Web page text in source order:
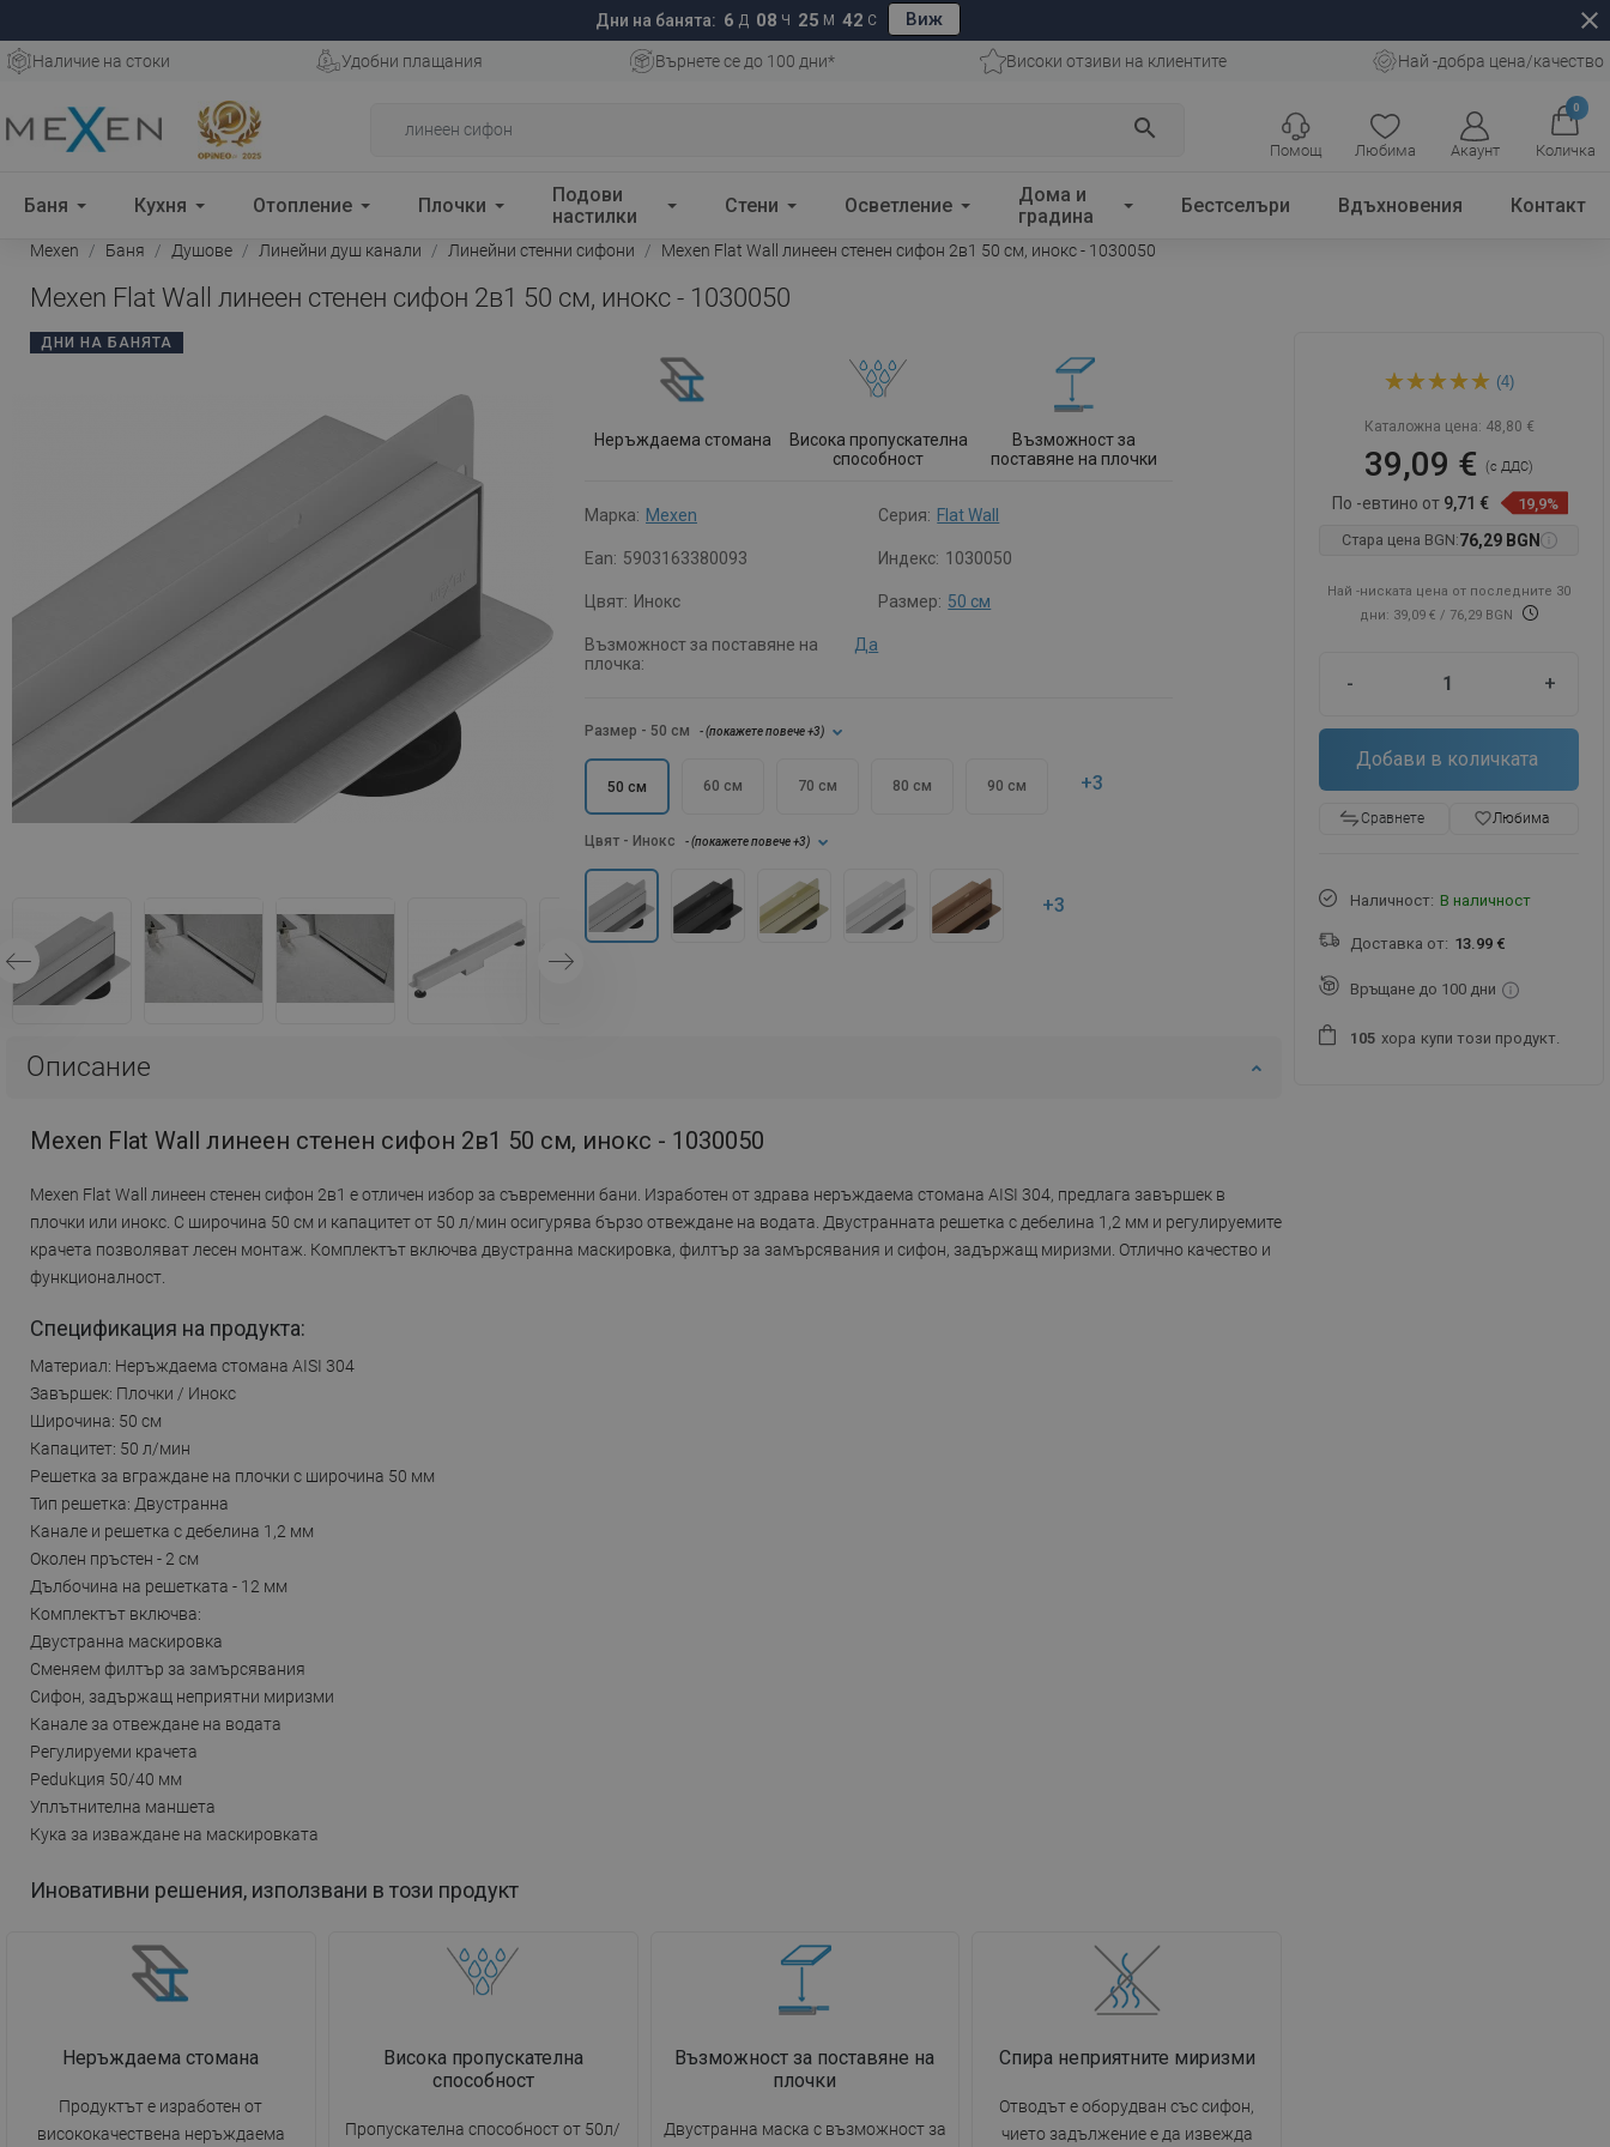
Дни на банята: 6 Д 08 Ч 25 М 41 С Виж close
Наличие на стоки Удобни плащания Върнете се до 100 дни* Високи отзиви на клиентите Най -добра цена/качество
search
Любима Акаунт
0
Количка
Помощ
Баня Кухня Отопление Плочки
Подови
настилки
Стени Осветление
Дома и
градина
Бестселъри Вдъхновения Контакт
Mexen Баня Душове Линейни душ канали Линейни стенни сифони Mexen Flat Wall линеен стенен сифон 2в1 50 см, инокс - 1030050
Mexen Flat Wall линеен стенен сифон 2в1 50 см, инокс - 1030050
ДНИ НА БАНЯТА
Неръждаема стомана
Висока пропускателна
способност
Възможност за
поставяне на плочки
Марка: Mexen Серия: Flat Wall
Ean: 5903163380093 Индекс: 1030050
Цвят: Инокс Размер: 50 см
Възможност за поставяне на
плочка:
Да
Размер - 50 см - (покажете повече+3)
50 см 60 см 70 см 80 см 90 см +3
Цвят - Инокс - (покажете повече+3)
+3
Описание
Mexen Flat Wall линеен стенен сифон 2в1 50 см, инокс - 1030050
Mexen Flat Wall линеен стенен сифон 2в1 е отличен избор за съвременни бани. Изработен от здрава неръждаема стомана AISI 304, предлага завършек в
плочки или инокс. С широчина 50 см и капацитет от 50 л/мин осигурява бързо отвеждане на водата. Двустранната решетка с дебелина 1,2 мм и регулируемите
крачета позволяват лесен монтаж. Комплектът включва двустранна маскировка, филтър за замърсявания и сифон, задържащ миризми. Отлично качество и
функционалност.
Спецификация на продукта:
Материал: Неръждаема стомана AISI 304
Завършек: Плочки / Инокс
Широчина: 50 см
Капацитет: 50 л/мин
Решетка за вграждане на плочки с широчина 50 мм
Тип решетка: Двустранна
Канале и решетка с дебелина 1,2 мм
Околен пръстен - 2 см
Дълбочина на решетката - 12 мм
Комплектът включва:
Двустранна маскировка
Сменяем филтър за замърсявания
Сифон, задържащ неприятни миризми
Канале за отвеждане на водата
Регулируеми крачета
Реdukция 50/40 мм
Уплътнителна маншета
Кука за изваждане на маскировката
Иновативни решения, използвани в този продукт
Неръждаема стомана
Продуктът е изработен от
висококачествена неръждаема
Висока пропускателна
способност
Пропускателна способност от 50л/
Възможност за поставяне на
плочки
Двустранна маска с възможност за
Спира неприятните миризми
Отводът е оборудван със сифон,
чието задължение е да извежда
стенен сифон 2в1 50 см,
(4)
Каталожна цена: 48,80 €
39,09 €(с ДДС)
По -евтино от 9,71 €
19,9%
Стара цена BGN:76,29 BGN
Най -ниската цена от последните 30
дни: 39,09 €/ 76,29 BGN
- +
Добави в количката
Сравнете favorite_borderЛюбима
Наличност: В наличност
Доставка от: 13.99 €
Връщане до 100 дни
1 05 хора купи този продукт.